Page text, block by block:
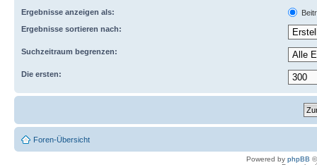
Ergebnisse anzeigen als:
Ergebnisse sortieren nach:
Suchzeitraum begrenzen:
Die ersten:
Foren-Übersicht
Powered by phpBB